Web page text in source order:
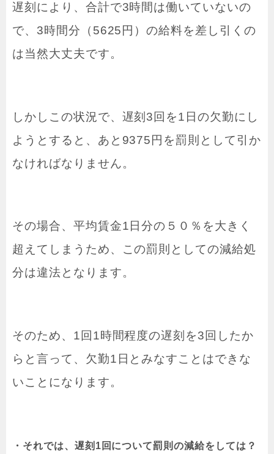
遅刻により、合計で3時間は働いていないの
で、3時間分（5625円）の給料を差し引くの
は当然大丈夫です。
しかしこの状況で、遅刻3回を1日の欠勤にし
ようとすると、あと9375円を罰則として引か
なければなりません。
その場合、平均賃金1日分の５０％を大きく
超えてしまうため、この罰則としての減給処
分は違法となります。
そのため、1回1時間程度の遅刻を3回したか
らと言って、欠勤1日とみなすことはできな
いことになります。
・それでは、遅刻1回について罰則の減給をしては？